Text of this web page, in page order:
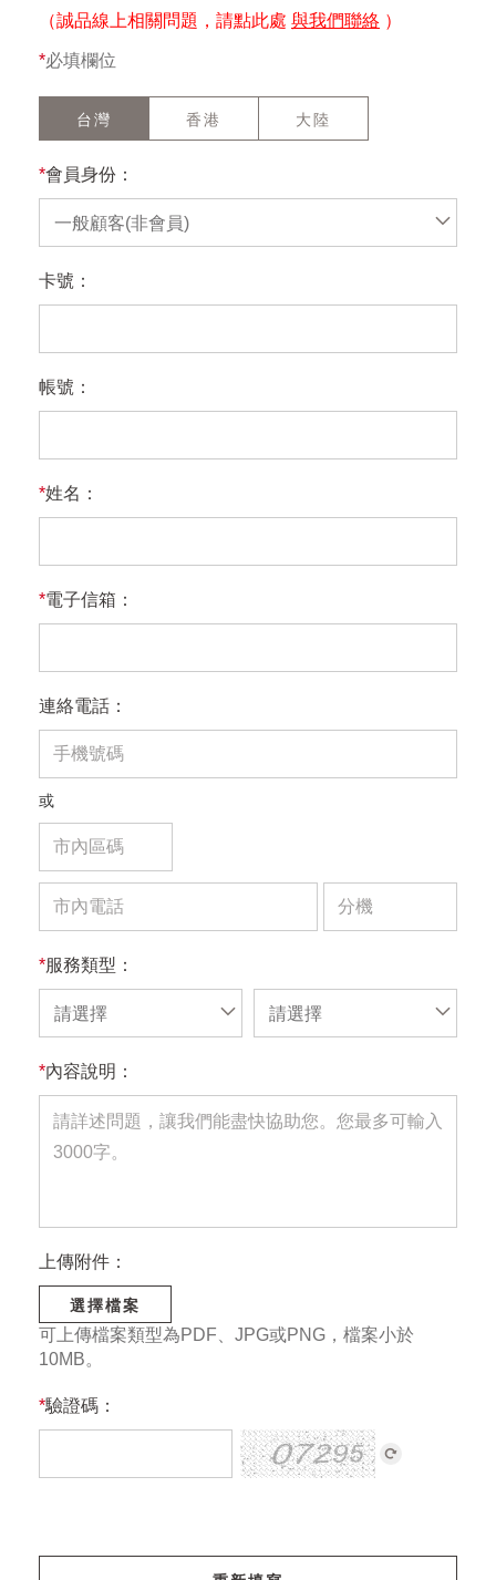
（誠品線上相關問題，請點此處 與我們聯絡 ）
*必填欄位
台灣 香港 大陸
*會員身份：
一般顧客(非會員)
卡號：
帳號：
*姓名：
*電子信箱：
連絡電話：
或
*服務類型：
請選擇 請選擇
*內容說明：
上傳附件：
選擇檔案
可上傳檔案類型為PDF、JPG或PNG，檔案小於
10MB。
*驗證碼：